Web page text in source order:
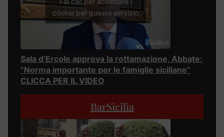
cookie per questo servizio
Sala d’Ercole approva la rottamazione, Abbate:
“Norma importante per le famiglie siciliane”
CLICCA PER IL VIDEO
BarSicilia